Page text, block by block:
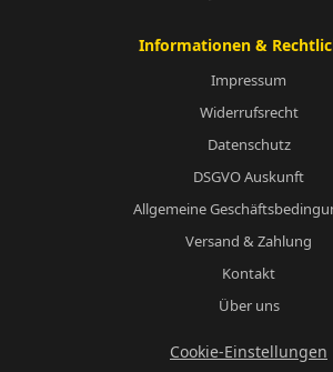
Informationen &
Impressum
Widerrufsrecht
Datenschutz
DSGVO Auskunft
Allgemeine
Versand & Zahlung
Kontakt
Über uns
Cookie-Einstellungen